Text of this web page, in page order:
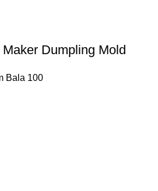
Dumpling Mold
Bala 100